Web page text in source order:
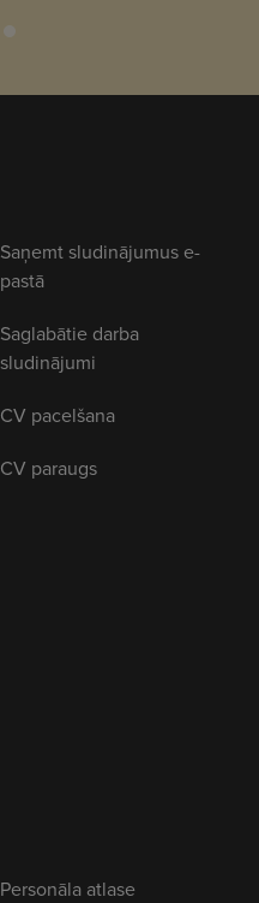
Saņemt sludinājumus e-
pastā
Saglabātie darba
sludinājumi
CV pacelšana
CV paraugs
Personāla atlase